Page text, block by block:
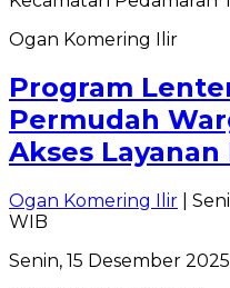
Ogan Komering Ilir
Program
Permudah
Akses
Ogan Komering Ilir |
WIB
Senin, 15 Desember